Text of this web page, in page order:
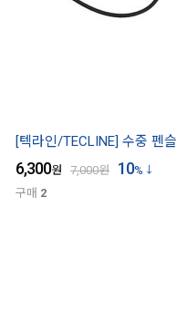
[텍라인/TECLINE] 수중 펜슬
6,300원 7,000원 10%
구매 2